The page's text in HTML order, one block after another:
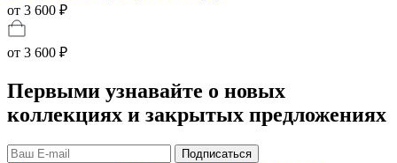
от 3 600 ₽
от 3 600 ₽
Первыми узнавайте о новых
коллекциях и закрытых предложениях
Подписаться